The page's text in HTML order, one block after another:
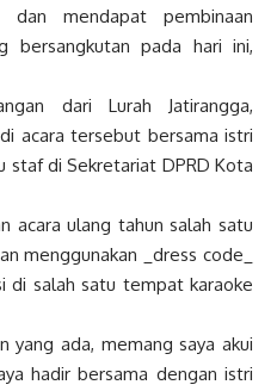
dan mendapat pembinaan
bersangkutan pada hari ini,
dari Lurah Jatirangga,
acara tersebut bersama istri
staf di Sekretariat DPRD Kota
acara ulang tahun salah satu
menggunakan _dress code_
di salah satu tempat karaoke
yang ada, memang saya akui
hadir bersama dengan istri